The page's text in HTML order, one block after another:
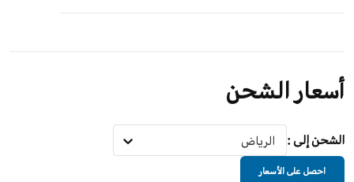
أسعار الشحن
الشحن إلى : الرياض
احصل على الأسعار